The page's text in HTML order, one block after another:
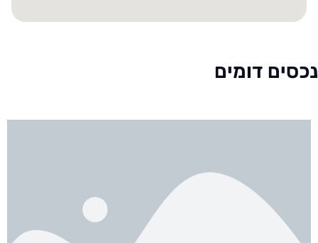
נכסים דומים